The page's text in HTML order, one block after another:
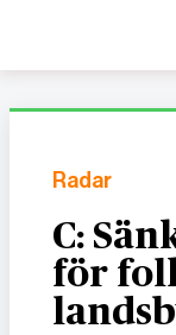
Radar
C:
för